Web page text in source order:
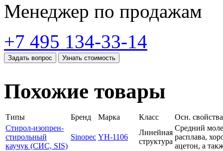
Менеджер по продажам
+7 495 134-33-14
Задать вопрос Узнать стоимость
Похожие товары
Типы Бренд Марка Класс
Осн. свойства
Стирол-изопрен-
стирольный
каучук (СИС, SIS)
Sinopec YH-1106
Линейная
структура
Средний
расплава,
ацетон, а